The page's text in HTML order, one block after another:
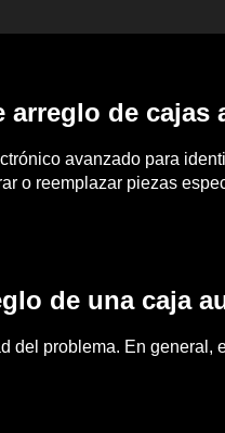
de cajas
avanzado para
o reemplazar piezas
de una caja
del problema. En